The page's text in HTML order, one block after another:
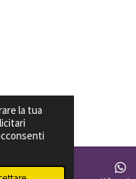
la tua